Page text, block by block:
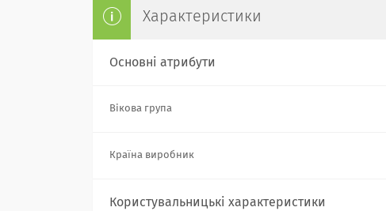
Характеристики
Основні атрибути
Вікова група
Країна виробник
Користувальницькі характеристики